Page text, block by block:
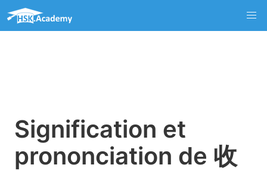
Signification et
prononciation de 收